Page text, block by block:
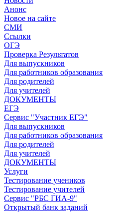
Анонс
Новое на сайте
СМИ
Ссылки
ОГЭ
Проверка Результатов
Для выпускников
Для работников образования
Для родителей
Для учителей
ДОКУМЕНТЫ
ЕГЭ
Сервис "Участник ЕГЭ"
Для выпускников
Для работников образования
Для родителей
Для учителей
ДОКУМЕНТЫ
Услуги
Тестирование учеников
Тестирование учителей
Сервис "РБС ГИА-9"
Открытый банк заданий